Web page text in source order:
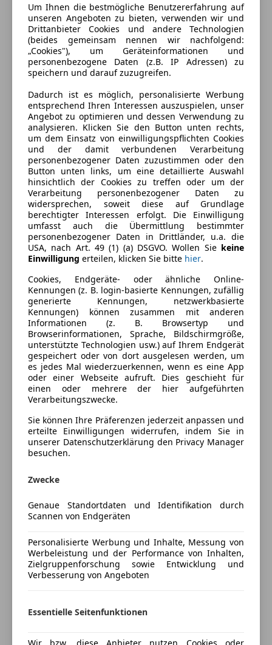
Anderer Energieträger
Strom
Kraftstoffverbrauch
2,90l/100 km (komb.)
CO₂-Emissionen
66 g/km (komb.)
Ausstattung
Komfort
360° Kamera
4-Zonen-Klimaautomatik
Armlehne
Beheizbare Frontscheibe
Beheizbares Lenkrad
Einparkhilfe
Einparkhilfe Rückfahrkamera
Einparkhilfe Sensoren hinten
Einparkhilfe Sensoren vorne
Elektrische Heckklappe
Elektrische Seitenspiegel
Elektrische Sitze
Getönte Scheiben
Head-up display
Klimaanlage
Lederausstattung
Lederlenkrad
Lichtsensor
Luftfederung
Multifunktionslenkrad
Navigationssystem
Panoramadach
Regensensor
Schlüssellose Zentralverriegelung
Sitzbelüftung
Sitzheizung hinten
Standheizung
Start/Stop-Automatik
Unterhaltung/Media
Mehr anzeigen
Farbe und Innenausstattung
Außenfarbe
Grau
Farbe laut Hersteller
Vulkangraumetallic
Lackierung
Metallic
Farbe der
Innenausstattung
Beige
Innenausstattung Vollleder
Fahrzeugbeschreibung
Herzlich Willkommen bei motioncars
Fahrzeugnummer: 500
Felgen gegen Aufpreis
Approved NEU
3133/ 94100, da die Bearbeitung von Mails in der
Regel länger dauern kann.
Antriebsart: Allradantrieb
Mehr anzeigen
Preisbewertung
Mehr anzeigen
Versicherung
Um Ihnen die bestmögliche Benutzererfahrung auf
unseren Angeboten zu bieten, verwenden wir und
Drittanbieter Cookies und andere Technologien
(beides gemeinsam nennen wir nachfolgend:
„Cookies"), um Geräteinformationen und
personenbezogene Daten (z.B. IP Adressen) zu
speichern und darauf zuzugreifen.
Dadurch ist es möglich, personalisierte Werbung
entsprechend Ihren Interessen auszuspielen, unser
Angebot zu optimieren und dessen Verwendung zu
analysieren. Klicken Sie den Button unten rechts,
um dem Einsatz von einwilligungspflichten Cookies
und der damit verbundenen Verarbeitung
personenbezogener Daten zuzustimmen oder den
Button unten links, um eine detaillierte Auswahl
hinsichtlich der Cookies zu treffen oder um der
Verarbeitung personenbezogener Daten zu
widersprechen, soweit diese auf Grundlage
berechtigter Interessen erfolgt. Die Einwilligung
umfasst auch die Übermittlung bestimmter
personenbezogener Daten in Drittländer, u.a. die
USA, nach Art. 49 (1) (a) DSGVO. Wollen Sie keine
Einwilligung erteilen, klicken Sie bitte hier.
Cookies, Endgeräte- oder ähnliche Online-
Kennungen (z. B. login-basierte Kennungen, zufällig
generierte Kennungen, netzwerkbasierte
Kennungen) können zusammen mit anderen
Informationen (z. B. Browsertyp und
Browserinformationen, Sprache, Bildschirmgröße,
unterstützte Technologien usw.) auf Ihrem Endgerät
gespeichert oder von dort ausgelesen werden, um
es jedes Mal wiederzuerkennen, wenn es eine App
oder einer Webseite aufruft. Dies geschieht für
einen oder mehrere der hier aufgeführten
Verarbeitungszwecke.
Sie können Ihre Präferenzen jederzeit anpassen und
erteilte Einwilligungen widerrufen, indem Sie in
unserer Datenschutzerklärung den Privacy Manager
besuchen.
Zwecke
Genaue Standortdaten und Identifikation durch
Scannen von Endgeräten
Personalisierte Werbung und Inhalte, Messung von
Werbeleistung und der Performance von Inhalten,
Zielgruppenforschung sowie Entwicklung und
Verbesserung von Angeboten
Essentielle Seitenfunktionen